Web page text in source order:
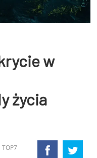
w
życia
TOP7